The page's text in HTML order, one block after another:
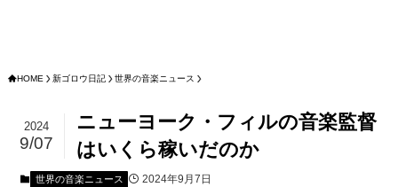
HOME 新ゴロウ日記 世界の音楽ニュース
ニューヨーク・フィルの音楽監督
はいくら稼いだのか
2024
9/07
世界の音楽ニュース 2024年9月7日